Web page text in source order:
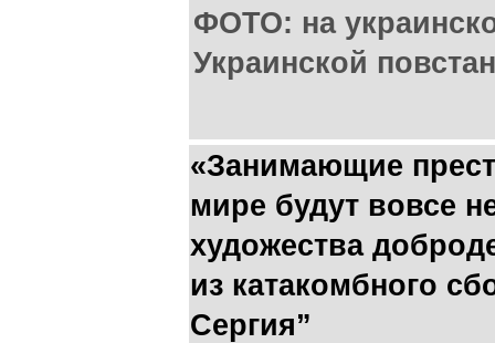
ФОТО: на
Украинской
«Занимающие
мире будут вовсе
художества
из катакомбного
Сергия”